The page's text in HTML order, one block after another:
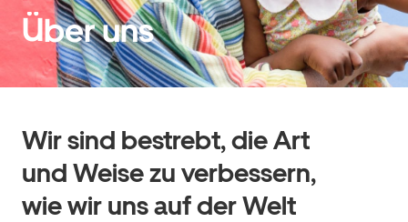
Über uns
Wir sind bestrebt, die Art
und Weise zu verbessern,
wie wir uns auf der Welt